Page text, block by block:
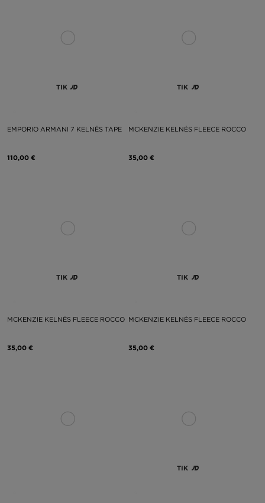
TIK
EMPORIO ARMANI 7 KELNĖS TAPE
110,00 €
TIK
MCKENZIE KELNĖS FLEECE ROCCO
35,00 €
TIK
MCKENZIE KELNĖS FLEECE ROCCO
35,00 €
TIK
MCKENZIE KELNĖS FLEECE ROCCO
35,00 €
TIK